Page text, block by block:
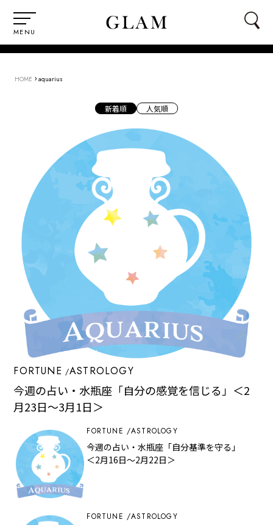
MENU
HOME › aquarius
新着順 人気順
FORTUNE ASTROLOGY
今週の占い・水瓶座「自分の感覚を信じる」＜2
月23日～3月1日＞
FORTUNE ASTROLOGY
今週の占い・水瓶座「自分基準を守る」
＜2月16日～2月22日＞
FORTUNE ASTROLOGY